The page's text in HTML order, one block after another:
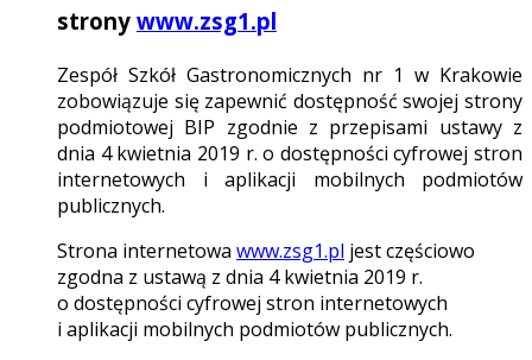
strony www.zsg1.pl
Zespół Szkół Gastronomicznych nr 1 w Krakowie
zobowiązuje się zapewnić dostępność swojej strony
podmiotowej BIP zgodnie z przepisami ustawy z
dnia 4 kwietnia 2019 r. o dostępności cyfrowej stron
internetowych i aplikacji mobilnych podmiotów
publicznych.
Strona internetowa www.zsg1.pl jest częściowo
zgodna z ustawą z dnia 4 kwietnia 2019 r.
o dostępności cyfrowej stron internetowych
i aplikacji mobilnych podmiotów publicznych.